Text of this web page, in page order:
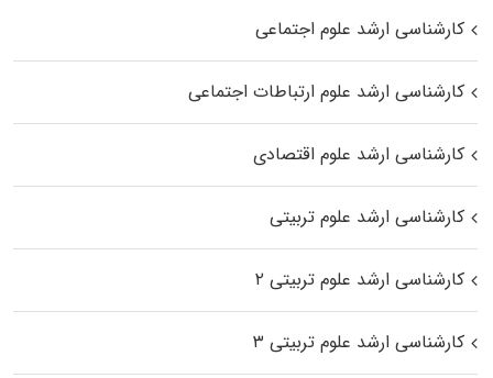
کارشناسی ارشد علوم اجتماعی
کارشناسی ارشد علوم ارتباطات اجتماعی
کارشناسی ارشد علوم اقتصادی
کارشناسی ارشد علوم تربیتی
کارشناسی ارشد علوم تربیتی ۲
کارشناسی ارشد علوم تربیتی ۳